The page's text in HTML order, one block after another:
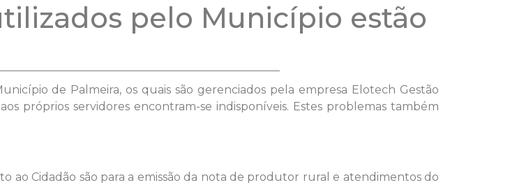
pelo Município estão
de Palmeira, os quais são gerenciados pela empresa Elotech Gestão
próprios servidores encontram-se indisponíveis. Estes problemas também
ao Cidadão são para a emissão da nota de produtor rural e atendimentos do